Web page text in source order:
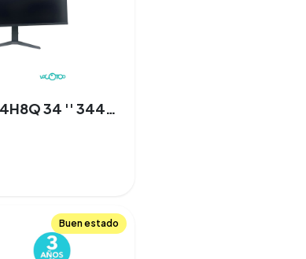
KOORUI MG34H8Q 34 '' 3440x1440 180 Hz HDMI DisplayPort
Buen estado